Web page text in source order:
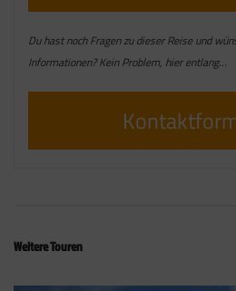
Du hast noch Fragen zu dieser Reise und
Informationen? Kein Problem, hier entlang…
Weitere Touren